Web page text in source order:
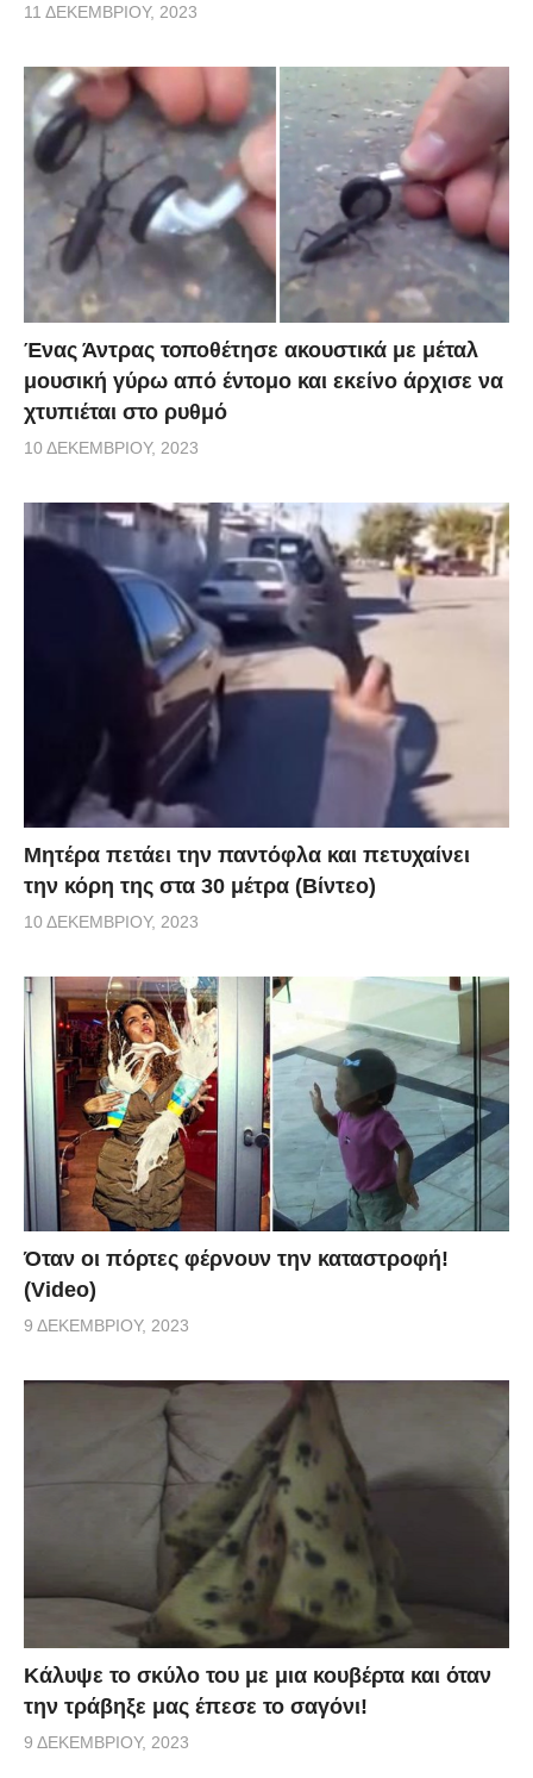
11 ΔΕΚΕΜΒΡΊΟΥ, 2023
Ένας Άντρας τοποθέτησε ακουστικά με μέταλ
μουσική γύρω από έντομο και εκείνο άρχισε να
χτυπιέται στο ρυθμό
10 ΔΕΚΕΜΒΡΊΟΥ, 2023
Μητέρα πετάει την παντόφλα και πετυχαίνει
την κόρη της στα 30 μέτρα (Βίντεο)
10 ΔΕΚΕΜΒΡΊΟΥ, 2023
Όταν οι πόρτες φέρνουν την καταστροφή!
(Video)
9 ΔΕΚΕΜΒΡΊΟΥ, 2023
Κάλυψε το σκύλο του με μια κουβέρτα και όταν
την τράβηξε μας έπεσε το σαγόνι!
9 ΔΕΚΕΜΒΡΊΟΥ, 2023